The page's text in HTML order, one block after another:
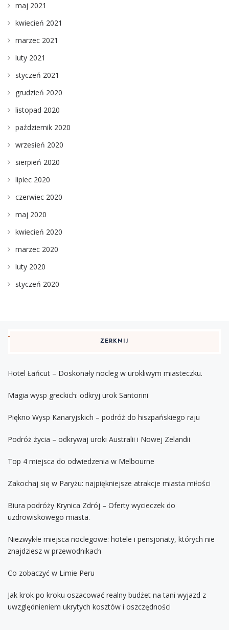
maj 2021
kwiecień 2021
marzec 2021
luty 2021
styczeń 2021
grudzień 2020
listopad 2020
październik 2020
wrzesień 2020
sierpień 2020
lipiec 2020
czerwiec 2020
maj 2020
kwiecień 2020
marzec 2020
luty 2020
styczeń 2020
ZERKNIJ
Hotel Łańcut – Doskonały nocleg w urokliwym miasteczku.
Magia wysp greckich: odkryj urok Santorini
Piękno Wysp Kanaryjskich – podróż do hiszpańskiego raju
Podróż życia – odkrywaj uroki Australii i Nowej Zelandii
Top 4 miejsca do odwiedzenia w Melbourne
Zakochaj się w Paryżu: najpiękniejsze atrakcje miasta miłości
Biura podróży Krynica Zdrój – Oferty wycieczek do
uzdrowiskowego miasta.
Niezwykłe miejsca noclegowe: hotele i pensjonaty, których nie
znajdziesz w przewodnikach
Co zobaczyć w Limie Peru
Jak krok po kroku oszacować realny budżet na tani wyjazd z
uwzględnieniem ukrytych kosztów i oszczędności